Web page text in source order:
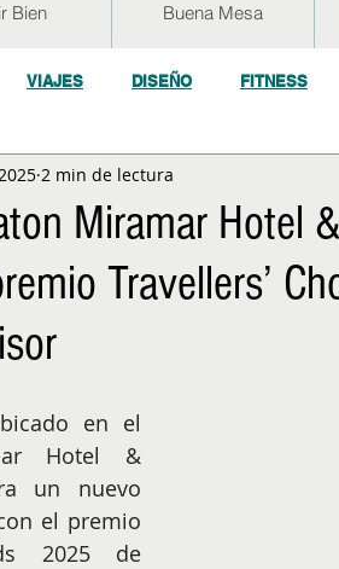
Bien Buena Mesa
VIAJES DISEÑO FITNESS
ECO y RSE
NIÑOS EMPRENDER
Miramar Hotel
Travellers’
2 min de lectura
en el
Hotel &
un nuevo
el premio
2025 de